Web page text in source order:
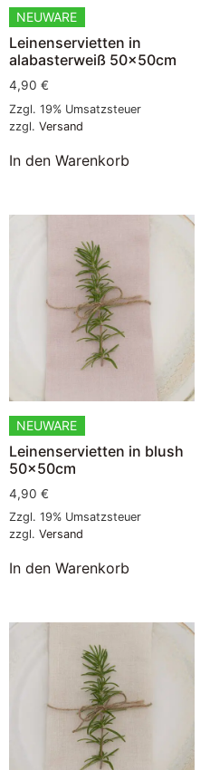
NEUWARE
Leinenservietten in
alabasterweiß 50x50cm
4,90 €
Zzgl. 19% Umsatzsteuer
zzgl. Versand
In den Warenkorb
NEUWARE
Leinenservietten in blush
50x50cm
4,90 €
Zzgl. 19% Umsatzsteuer
zzgl. Versand
In den Warenkorb